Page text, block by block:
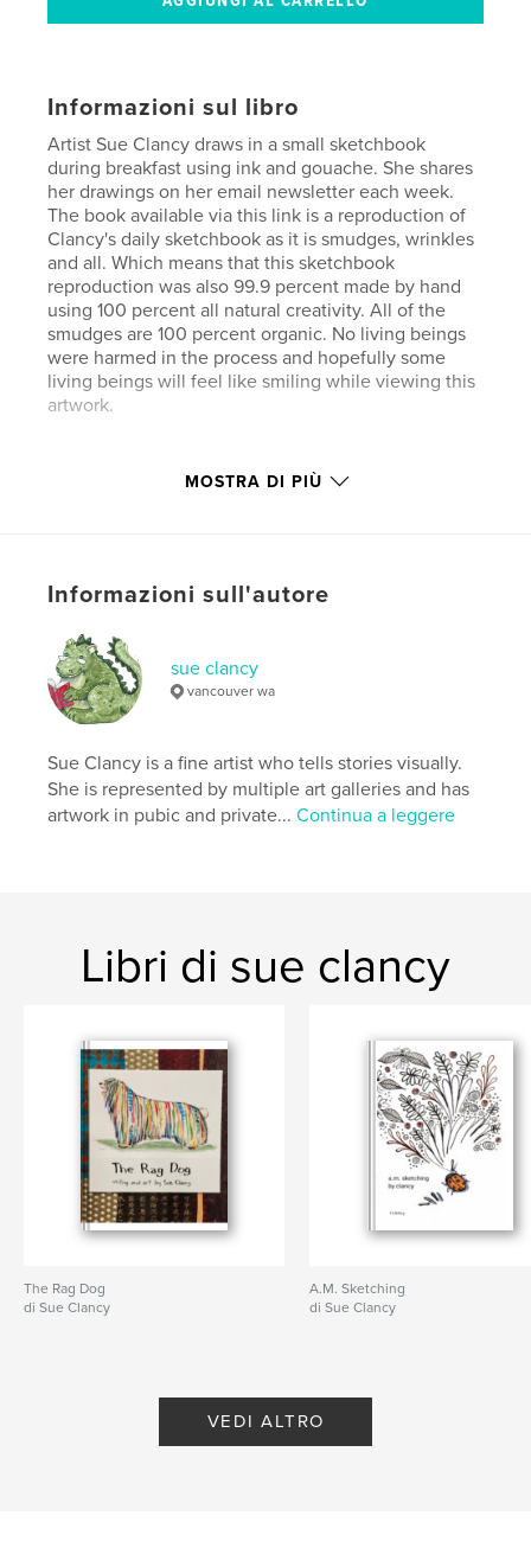
Informazioni sul libro
Artist Sue Clancy draws in a small sketchbook
during breakfast using ink and gouache. She shares
her drawings on her email newsletter each week.
The book available via this link is a reproduction of
Clancy's daily sketchbook as it is smudges, wrinkles
and all. Which means that this sketchbook
reproduction was also 99.9 percent made by hand
using 100 percent all natural creativity. All of the
smudges are 100 percent organic. No living beings
were harmed in the process and hopefully some
living beings will feel like smiling while viewing this
artwork.
Sito web dell'autore
http://www.sueclancy.com
Categoria principale: Libri da disegno
Categorie aggiuntive
fotografia
Formato del progetto:13×20 cm
N° di pagine:
ISBN
Copertina morbida: 9798347610532
Data di pubblicazione:nov 29, 2024
sketchbook
MOSTRA DI PIÙ
Informazioni sull'autore
sue clancy
vancouver wa
Sue Clancy is a fine artist who tells stories visually.
She is represented by multiple art galleries and has
artwork in pubic and private...Continua a leggere
Libri di sue clancy
The Rag Dog
di Sue Clancy
A.M. Sketching
di Sue Clancy
VEDI ALTRO